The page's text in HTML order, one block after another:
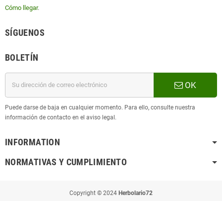
Cómo llegar.
SÍGUENOS
BOLETÍN
OK
Puede darse de baja en cualquier momento. Para ello, consulte nuestra
información de contacto en el aviso legal.
INFORMATION
NORMATIVAS Y CUMPLIMIENTO
Copyright © 2024 Herbolario72